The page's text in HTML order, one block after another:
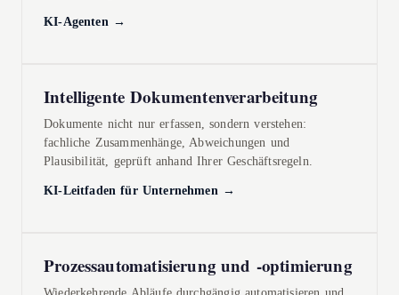
KI-Agenten →
Intelligente Dokumentenverarbeitung
Dokumente nicht nur erfassen, sondern verstehen:
fachliche Zusammenhänge, Abweichungen und
Plausibilität, geprüft anhand Ihrer Geschäftsregeln.
KI-Leitfaden für Unternehmen →
Prozessautomatisierung und -optimierung